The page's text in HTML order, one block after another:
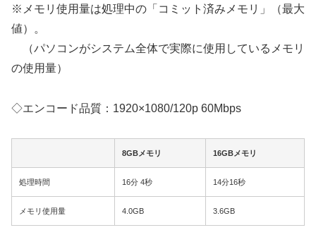
※メモリ使用量は処理中の「コミット済みメモリ」（最大
値）。
（パソコンがシステム全体で実際に使用しているメモリ
の使用量）
◇エンコード品質：1920×1080/120p 60Mbps
8GBメモリ 16GBメモリ
処理時間 16分 4秒 14分16秒
メモリ使用量 4.0GB 3.6GB